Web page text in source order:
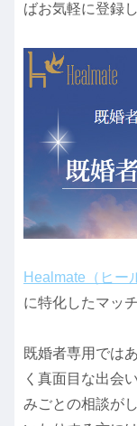
ばお気軽に登録
Healmate（ヒー
に特化したマッ
既婚者専用では
く真面目な出会
みごとの相談が